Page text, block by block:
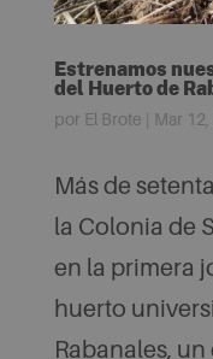
Estrenamos
del Huerto de
por El Brote Mar
Más de
la Colonia de
en la primera
huerto
Rabanales,